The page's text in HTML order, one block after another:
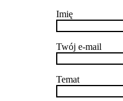
Imię
Twój e-mail
Temat